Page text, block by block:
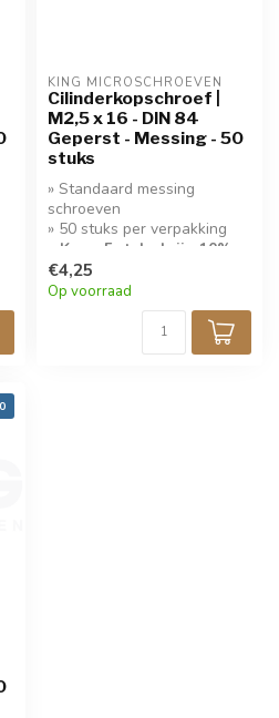
KING MICROSCHROEVEN
Cilinderkopschroef |
M2,5 x 16 - DIN 84
Geperst - Messing - 50
stuks
» Standaard messing
schroeven
» 50 stuks per verpakking
» Koop 5 stuks krijg 10%
korting!
€4,25
Op voorraad